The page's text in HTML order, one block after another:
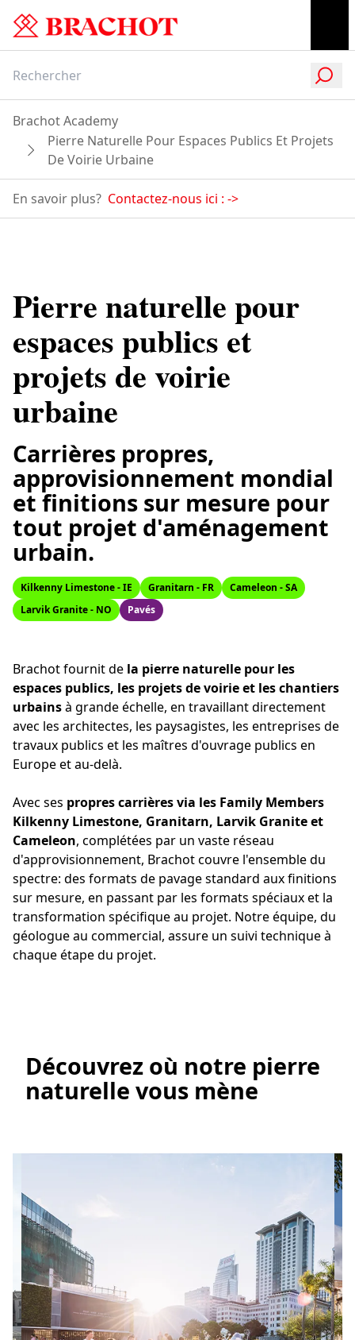
Brachot Academy
Pierre Naturelle Pour Espaces Publics Et Projets
De Voirie Urbaine
En savoir plus? Contactez-nous ici : ->
Pierre naturelle pour
espaces publics et
projets de voirie
urbaine
Carrières propres,
approvisionnement mondial
et finitions sur mesure pour
tout projet d'aménagement
urbain.
Kilkenny Limestone - IE Granitarn - FR
Cameleon - SA
Larvik Granite - NO
Pavés
Brachot fournit de la pierre naturelle pour les
espaces publics, les projets de voirie et les chantiers
urbainsà grande échelle, en travaillant directement
avec les architectes, les paysagistes, les entreprises de
travaux publics et les maîtres d'ouvrage publics en
Europe et au-delà.
Avec ses propres carrières via les Family Members
Kilkenny Limestone, Granitarn, Larvik Granite et
Cameleon, complétées par un vaste réseau
d'approvisionnement, Brachot couvre l'ensemble du
spectre: des formats de pavage standard aux finitions
sur mesure, en passant par les formats spéciaux et la
transformation spécifique au projet. Notre équipe, du
géologue au commercial, assure un suivi technique à
chaque étape du projet.
Découvrez où notre pierre
naturelle vous mène